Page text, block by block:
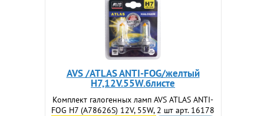
AVS /ATLAS ANTI-FOG/желтый
H7,12V.55W.блисте
Комплект галогенных ламп AVS ATLAS ANTI-
FOG H7 (A78626S) 12V, 55W, 2 шт арт. 16178